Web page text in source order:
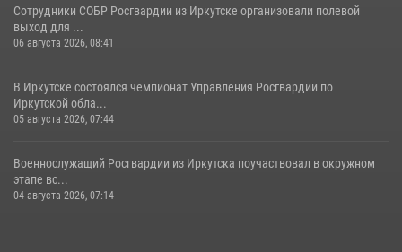
Сотрудники СОБР Росгвардии из Иркутске организовали полевой
выход для ...
06 августа 2026, 08:41
В Иркутске состоялся чемпионат Управления Росгвардии по
Иркутской обла...
05 августа 2026, 07:44
Военнослужащий Росгвардии из Иркутска поучаствовал в окружном
этапе вс...
04 августа 2026, 07:14